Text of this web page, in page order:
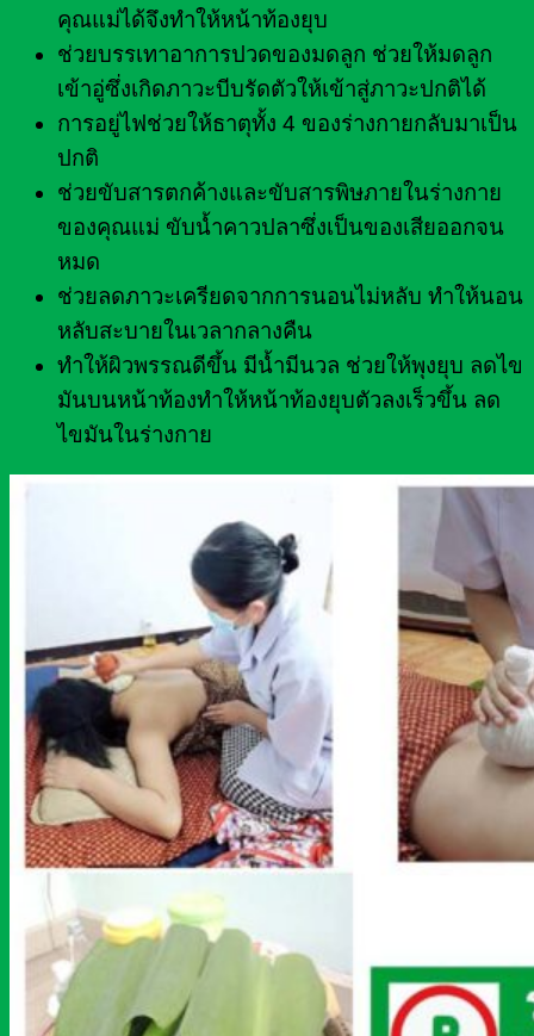
คุณแม่ได้จึงทำให้หน้าท้องยุบ
ช่วยบรรเทาอาการปวดของมดลูก ช่วยให้มดลูก
เข้าอู่ซึ่งเกิดภาวะบีบรัดตัวให้เข้าสู่ภาวะปกติได้
การอยู่ไฟช่วยให้ธาตุทั้ง 4 ของร่างกายกลับมาเป็น
ปกติ
ช่วยขับสารตกค้างและขับสารพิษภายในร่างกาย
ของคุณแม่ ขับน้ำคาวปลาซึ่งเป็นของเสียออกจน
หมด
ช่วยลดภาวะเครียดจากการนอนไม่หลับ ทำให้นอน
หลับสะบายในเวลากลางคืน
ทำให้ผิวพรรณดีขึ้น มีน้ำมีนวล ช่วยให้พุงยุบ ลดไข
มันบนหน้าท้องทำให้หน้าท้องยุบตัวลงเร็วขึ้น ลด
ไขมันในร่างกาย